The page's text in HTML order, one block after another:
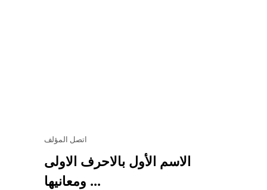
اتصل المؤلف
الاسم الأول بالاحرف الاولى
ومعانيها ...